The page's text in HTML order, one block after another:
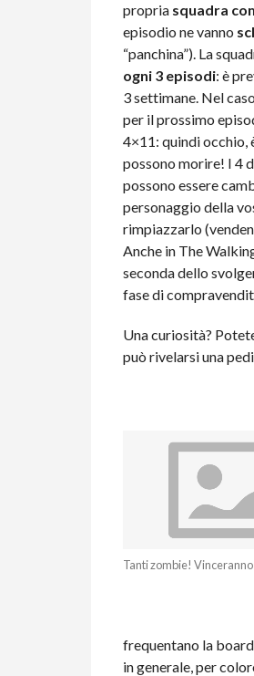
propria squadra
episodio ne vanno
“panchina”). La
ogni 3 episodi: è
3 settimane. Nel
per il prossimo
4×11: quindi occhio,
possono morire! I 4
possono essere
personaggio della
rimpiazzarlo
Anche in The
seconda dello
fase di
Una curiosità?
può rivelarsi una
Tanti zombie!
frequentano la
in generale, per